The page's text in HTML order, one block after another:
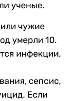
ученые.
чужие
умерли 10.
инфекции,
сепсис,
Если